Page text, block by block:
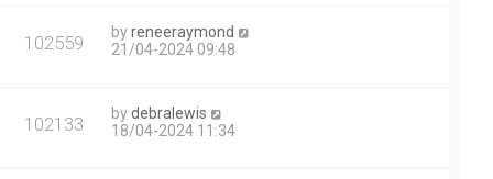
102559 byreneeraymond
21/04-2024 09:48
102133 bydebralewis
18/04-2024 11:34